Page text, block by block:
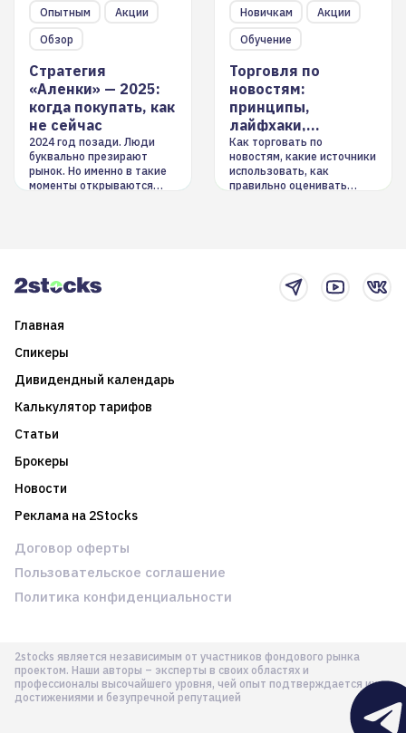
Опытным
Акции
Обзор
Стратегия
«Аленки» — 2025:
когда покупать, как
не сейчас
2024 год позади. Люди
буквально презирают
рынок. Но именно в такие
моменты открываются
Новичкам
Акции
Обучение
Торговля по
новостям:
принципы,
лайфхаки,
инструменты
Как торговать по
новостям, какие источники
использовать, как
правильно оценивать
Главная
Спикеры
Дивидендный календарь
Калькулятор тарифов
Статьи
Брокеры
Новости
Реклама на 2Stocks
2stocks является независимым от участников фондового рынка
проектом. Наши авторы – эксперты в своих областях и
профессионалы высочайшего уровня, чей опыт подтверждается их
достижениями и безупречной репутацией
Договор оферты
Пользовательское соглашение
Политика конфиденциальности